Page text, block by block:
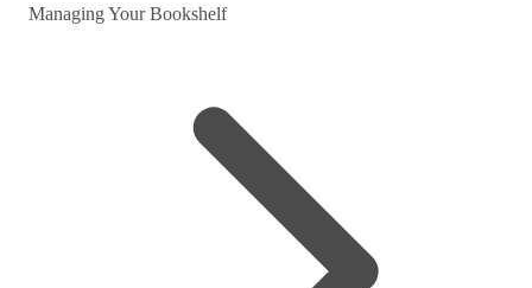
Managing Your Bookshelf